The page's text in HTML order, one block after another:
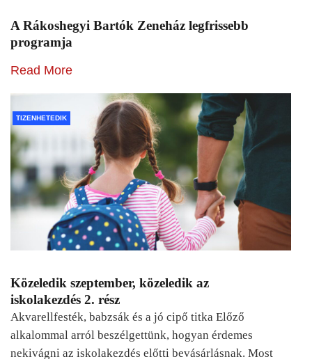
A Rákoshegyi Bartók Zeneház legfrissebb
programja
Read More
TIZENHETEDIK
Közeledik szeptember, közeledik az
iskolakezdés 2. rész
Akvarellfesték, babzsák és a jó cipő titka Előző
alkalommal arról beszélgettünk, hogyan érdemes
nekivágni az iskolakezdés előtti bevásárlásnak. Most